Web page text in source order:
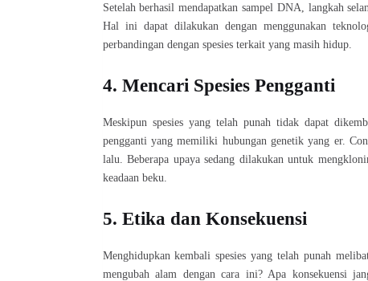
Setelah berhasil mendapatkan sampel DNA, langkah
Hal ini dapat dilakukan dengan menggunakan
perbandingan dengan spesies terkait yang masih hidup.
4. Mencari Spesies Pengganti
Meskipun spesies yang telah punah tidak dapat
pengganti yang memiliki hubungan genetik yang er.
lalu. Beberapa upaya sedang dilakukan untuk
keadaan beku.
5. Etika dan Konsekuensi
Menghidupkan kembali spesies yang telah punah
mengubah alam dengan cara ini? Apa konsekuensi